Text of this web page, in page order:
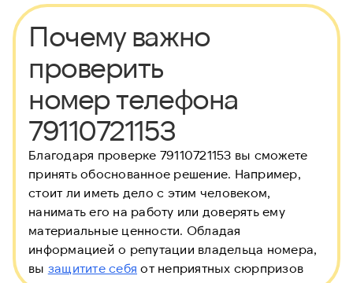
Почему важно
проверить
номер телефона
79110721153
Благодаря проверке 79110721153 вы сможете
принять обоснованное решение. Например,
стоит ли иметь дело с этим человеком,
нанимать его на работу или доверять ему
материальные ценности. Обладая
информацией о репутации владельца номера,
вы защитите себя от неприятных сюрпризов